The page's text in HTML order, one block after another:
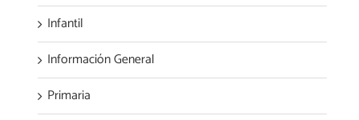
Infantil
Información General
Primaria